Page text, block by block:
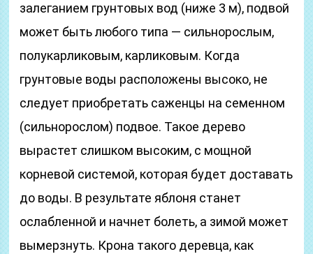
залеганием грунтовых вод (ниже 3 м), подвой
может быть любого типа — сильнорослым,
полукарликовым, карликовым. Когда
грунтовые воды расположены высоко, не
следует приобретать саженцы на семенном
(сильнорослом) подвое. Такое дерево
вырастет слишком высоким, с мощной
корневой системой, которая будет доставать
до воды. В результате яблоня станет
ослабленной и начнет болеть, а зимой может
вымерзнуть. Крона такого деревца, как